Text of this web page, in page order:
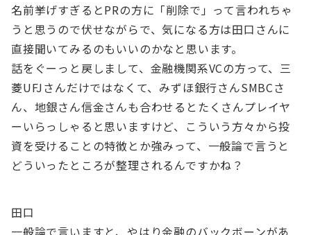
名前挙げすぎるとPRの方に「削除で」って言われちゃ
うと思うので伏せながらで、気になる方は田口さんに
直接聞いてみるのもいいのかなと思います。
話をぐーっと戻しまして、金融機関系VCの方って、三
菱UFJさんだけではなくて、みずほ銀行さんSMBCさ
ん、地銀さん信金さんも合わせるとたくさんプレイヤ
ーいらっしゃると思いますけど、こういう方々から投
資を受けることの特徴とか強みって、一般論で言うと
どういったところが整理されるんですかね？
田口